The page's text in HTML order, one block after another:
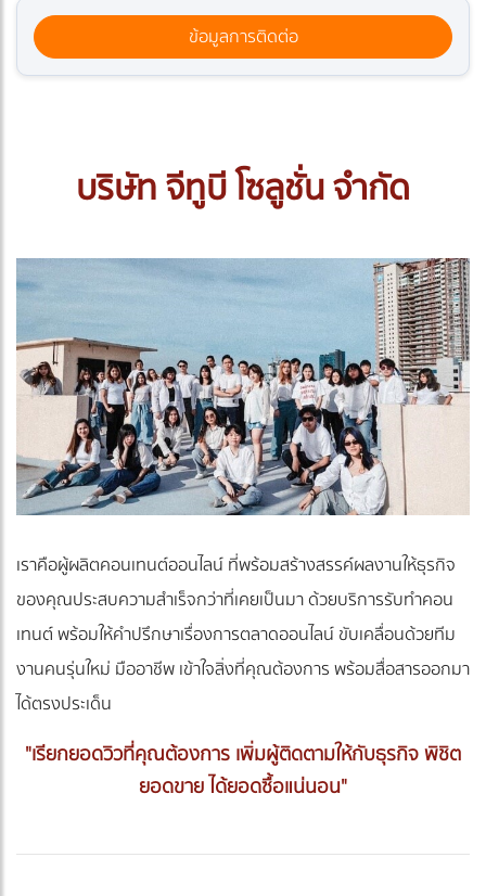
ข้อมูลการติดต่อ
บริษัท จีทูบี โซลูชั่น จำกัด
เราคือผู้ผลิตคอนเทนต์ออนไลน์ ที่พร้อมสร้างสรรค์ผลงานให้ธุรกิจ
ของคุณประสบความสำเร็จกว่าที่เคยเป็นมา ด้วยบริการรับทำคอน
เทนต์ พร้อมให้คำปรึกษาเรื่องการตลาดออนไลน์ ขับเคลื่อนด้วยทีม
งานคนรุ่นใหม่ มืออาชีพ เข้าใจสิ่งที่คุณต้องการ พร้อมสื่อสารออกมา
ได้ตรงประเด็น
"เรียกยอดวิวที่คุณต้องการ เพิ่มผู้ติดตามให้กับธุรกิจ พิชิต
ยอดขาย ได้ยอดซื้อแน่นอน"